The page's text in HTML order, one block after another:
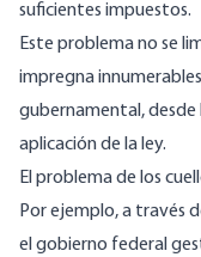
suficientes impuestos.
Este problema no se
impregna
gubernamental, desde
aplicación de la ley.
El problema de los
Por ejemplo, a través
el gobierno federal